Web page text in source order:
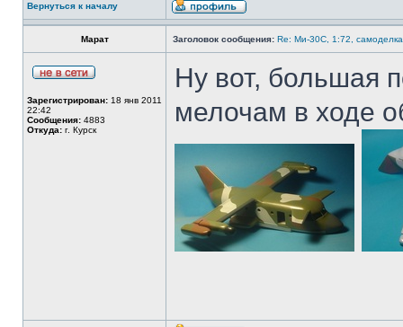
Вернуться к началу
Марат Заголовок сообщения: Re: Ми-30С, 1:72, самоделка
Зарегистрирован: 18 янв 2011
22:42
Сообщения: 4883
Откуда: г. Курск
Ну вот, большая
мелочам в ходе